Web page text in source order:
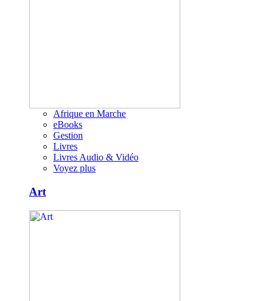
Afrique en Marche
eBooks
Gestion
Livres
Livres Audio & Vidéo
Voyez plus
Art